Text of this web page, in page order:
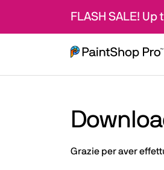
FLASH SALE! Up
Grazie per aver